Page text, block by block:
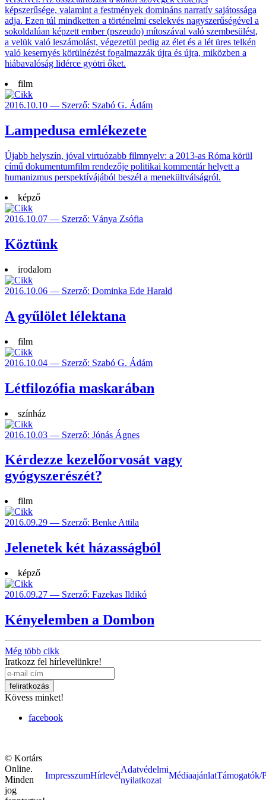
képszerűsége, valamint a festmények domináns narratív sajátossága
adja. Ezen túl mindketten a történelmi cselekvés nagyszerűségével a
sokoldalúan képzett ember (pszeudo) mítoszával való szembesülést,
a velük való leszámolást, végezetül pedig az élet és a lét üres telkén
való kesernyés körülnézést fogalmazzák újra és újra, miközben a
hiábavalóság lidérce gyötri őket.
film
2016.10.10 — Szerző: Szabó G. Ádám
Lampedusa emlékezete
Újabb helyszín, jóval virtuózabb filmnyelv: a 2013-as Róma körül
című dokumentumfilm rendezője politikai kommentár helyett a
humanizmus perspektívájából beszél a menekültválságról.
képző
2016.10.07 — Szerző: Ványa Zsófia
Köztünk
irodalom
2016.10.06 — Szerző: Dominka Ede Harald
A gyűlölet lélektana
film
2016.10.04 — Szerző: Szabó G. Ádám
Létfilozófia maskarában
színház
2016.10.03 — Szerző: Jónás Ágnes
Kérdezze kezelőorvosát vagy
gyógyszerészét?
film
2016.09.29 — Szerző: Benke Attila
Jelenetek két házasságból
képző
2016.09.27 — Szerző: Fazekas Ildikó
Kényelemben a Dombon
Még több cikk
Iratkozz fel hírlevelünkre!
Kövess minket!
facebook
© Kortárs
Online.
Minden
jog
ImpresszumHírlevél
Adatvédelmi
nyilatkozat
MédiaajánlatTámogatók/